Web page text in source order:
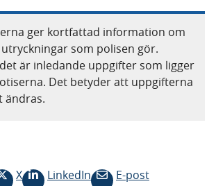
ger kortfattad information om
som polisen gör.
är inledande uppgifter som ligger
Det betyder att uppgifterna
ändras.
X LinkedIn E-post